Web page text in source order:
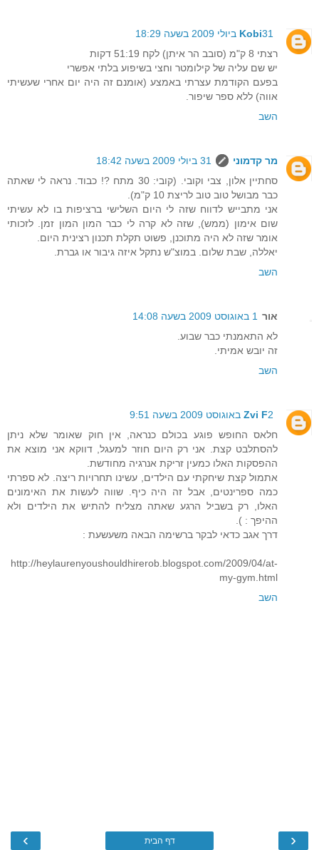
Kobi31 ביולי 2009 בשעה 18:29
רצתי 8 ק"מ (סובב הר איתן) לקח 51:19 דקות
יש שם עליה של קילומטר וחצי בשיפוע בלתי אפשרי
בפעם הקודמת עצרתי באמצע (אומנם זה היה יום אחרי שעשיתי
אווה) ללא ספר שיפור.
השב
מר קדמוני
31 ביולי 2009 בשעה 18:42
סחתיין אלון, צבי וקובי. (קובי: 30 מתח ?! כבוד. נראה לי שאתה
כבר מבושל טוב טוב לריצת 10 ק"מ).
אני מתבייש לדווח שזה לי היום השלישי ברציפות בו לא עשיתי
שום אימון (ממש), שזה לא קרה לי כבר המון המון זמן. לזכותי
אומר שזה לא היה מתוכנן, פשוט תקלת תכנון רצינית היום.
יאללה, שבת שלום. במוצ"ש נתקל איזה גיבור או גברת.
השב
אור 1 באוגוסט 2009 בשעה 14:08
לא התאמנתי כבר שבוע.
זה יובש אמיתי.
השב
Zvi F2 באוגוסט 2009 בשעה 9:51
חלאס החופש פוגע בכולם כנראה, אין חוק שאומר שלא ניתן
להסתלבט קצת. אני רק היום חוזר למעגל, דווקא אני מוצא את
ההפסקות האלו כמעין זריקת אנרגיה מחודשת.
אתמול קצת שיחקתי עם הילדים, עשינו תחרויות ריצה. לא ספרתי
כמה ספרינטים, אבל זה היה כיף. שווה לעשות את האימונים
האלו, רק בשביל הרגע שאתה מצליח להתיש את הילדים ולא
ההיפך : ).
דרך אגב כדאי לבקר ברשימה הבאה משעשעת :
http://heylaurenyoushouldhirerob.blogspot.com/2009/04/at-
my-gym.html
השב
‹
› דף הבית